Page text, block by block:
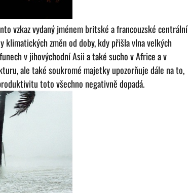
vzkaz vydaný jménem britské a francouzské centrální
změn od doby, kdy přišla vlna velkých
v jihovýchodní Asii a také sucho v Africe a v
ale také soukromé majetky upozorňuje dále na to,
toto všechno negativně dopadá.